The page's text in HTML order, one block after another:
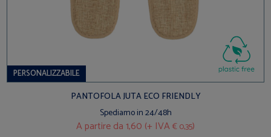
PERSONALIZZABILE
PANTOFOLA JUTA ECO FRIENDLY
Spediamo in 24/48h
A partire da1,60 (+ IVA€ 0,35)